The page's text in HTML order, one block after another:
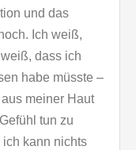
und das
Ich weiß,
dass ich
habe müsste –
meiner Haut
tun zu
ich kann nichts